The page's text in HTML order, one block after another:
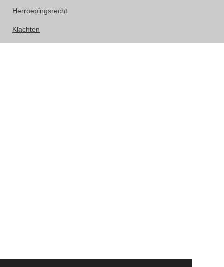
Herroepingsrecht
Klachten